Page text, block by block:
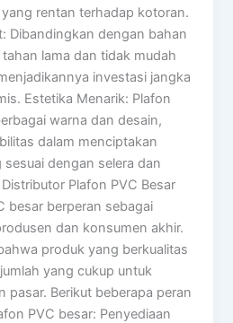
rentan terhadap kotoran.
Dibandingkan dengan bahan
lama dan tidak mudah
investasi jangka
Estetika Menarik: Plafon
warna dan desain,
dalam menciptakan
dengan selera dan
Plafon PVC Besar
besar berperan sebagai
dan konsumen akhir.
produk yang berkualitas
yang cukup untuk
pasar. Berikut beberapa peran
PVC besar: Penyediaan